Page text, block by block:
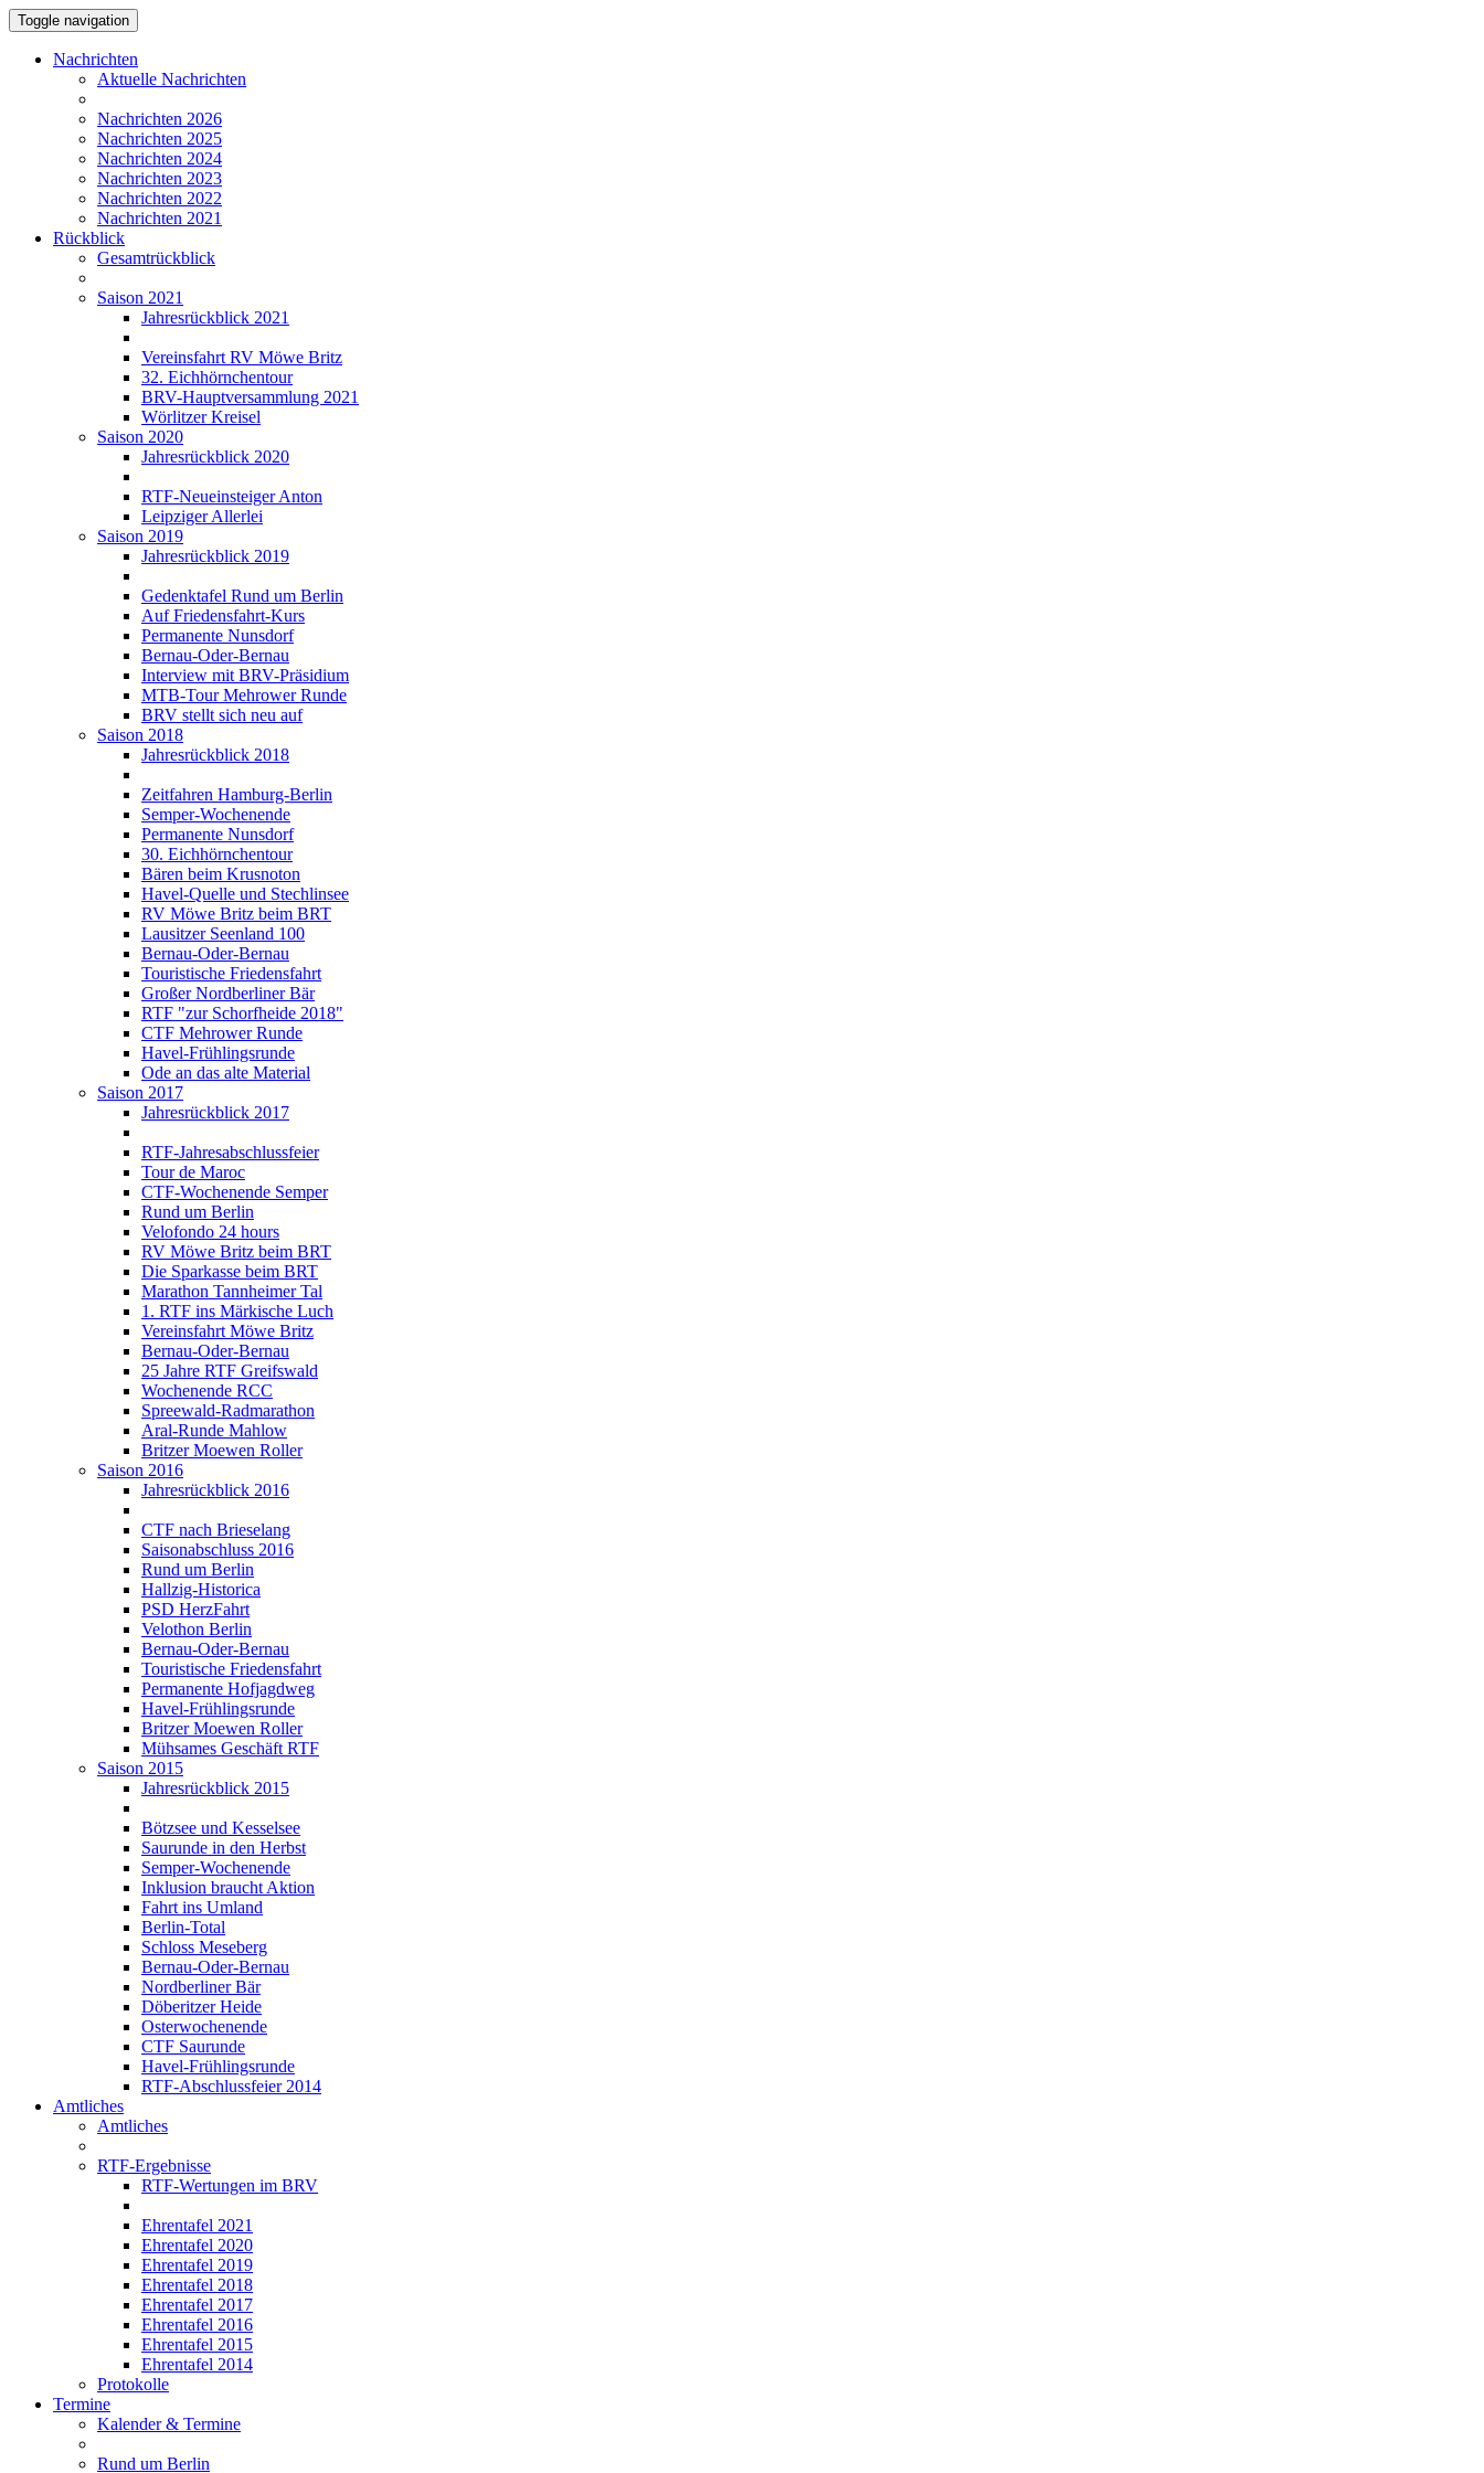
Toggle navigation
Nachrichten
Aktuelle Nachrichten
Nachrichten 2026
Nachrichten 2025
Nachrichten 2024
Nachrichten 2023
Nachrichten 2022
Nachrichten 2021
Rückblick
Gesamtrückblick
Saison 2021
Jahresrückblick 2021
Vereinsfahrt RV Möwe Britz
32. Eichhörnchentour
BRV-Hauptversammlung 2021
Wörlitzer Kreisel
Saison 2020
Jahresrückblick 2020
RTF-Neueinsteiger Anton
Leipziger Allerlei
Saison 2019
Jahresrückblick 2019
Gedenktafel Rund um Berlin
Auf Friedensfahrt-Kurs
Permanente Nunsdorf
Bernau-Oder-Bernau
Interview mit BRV-Präsidium
MTB-Tour Mehrower Runde
BRV stellt sich neu auf
Saison 2018
Jahresrückblick 2018
Zeitfahren Hamburg-Berlin
Semper-Wochenende
Permanente Nunsdorf
30. Eichhörnchentour
Bären beim Krusnoton
Havel-Quelle und Stechlinsee
RV Möwe Britz beim BRT
Lausitzer Seenland 100
Bernau-Oder-Bernau
Touristische Friedensfahrt
Großer Nordberliner Bär
RTF "zur Schorfheide 2018"
CTF Mehrower Runde
Havel-Frühlingsrunde
Ode an das alte Material
Saison 2017
Jahresrückblick 2017
RTF-Jahresabschlussfeier
Tour de Maroc
CTF-Wochenende Semper
Rund um Berlin
Velofondo 24 hours
RV Möwe Britz beim BRT
Die Sparkasse beim BRT
Marathon Tannheimer Tal
1. RTF ins Märkische Luch
Vereinsfahrt Möwe Britz
Bernau-Oder-Bernau
25 Jahre RTF Greifswald
Wochenende RCC
Spreewald-Radmarathon
Aral-Runde Mahlow
Britzer Moewen Roller
Saison 2016
Jahresrückblick 2016
CTF nach Brieselang
Saisonabschluss 2016
Rund um Berlin
Hallzig-Historica
PSD HerzFahrt
Velothon Berlin
Bernau-Oder-Bernau
Touristische Friedensfahrt
Permanente Hofjagdweg
Havel-Frühlingsrunde
Britzer Moewen Roller
Mühsames Geschäft RTF
Saison 2015
Jahresrückblick 2015
Bötzsee und Kesselsee
Saurunde in den Herbst
Semper-Wochenende
Inklusion braucht Aktion
Fahrt ins Umland
Berlin-Total
Schloss Meseberg
Bernau-Oder-Bernau
Nordberliner Bär
Döberitzer Heide
Osterwochenende
CTF Saurunde
Havel-Frühlingsrunde
RTF-Abschlussfeier 2014
Amtliches
Amtliches
RTF-Ergebnisse
RTF-Wertungen im BRV
Ehrentafel 2021
Ehrentafel 2020
Ehrentafel 2019
Ehrentafel 2018
Ehrentafel 2017
Ehrentafel 2016
Ehrentafel 2015
Ehrentafel 2014
Protokolle
Termine
Kalender & Termine
Rund um Berlin